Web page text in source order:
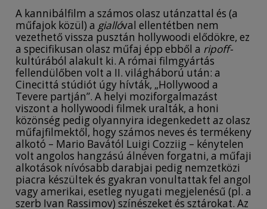
A kannibálfilm a számos olasz utánzattal és (a
műfajok közül) a giallóval ellentétben nem
vezethető vissza pusztán hollywoodi elődökre, ez
a specifikusan olasz műfaj épp ebből a ripoff-
kultúrából alakult ki. A római filmgyártás
fellendülőben volt a II. világháború után: a
Cinecittá stúdiót úgy hívták, „Hollywood a
Tevere partján”. A helyi moziforgalmazást
viszont a hollywoodi filmek uralták, a honi
közönség pedig olyannyira idegenkedett az olasz
műfajfilmektől, hogy számos neves és termékeny
alkotó – Mario Bavától Luigi Cozziig – kénytelen
volt angolos hangzású álnéven forgatni, a műfaji
alkotások nívósabb darabjai pedig nemzetközi
piacra készültek és gyakran vonultattak fel angol
vagy amerikai, esetleg nyugati megjelenésű (pl. a
szerb Ivan Rassimov) színészeket és sztárokat. Az